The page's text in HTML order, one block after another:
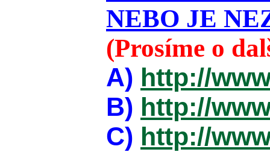
NEBO JE
(Prosíme o
A) http://
B) http://
C) http://